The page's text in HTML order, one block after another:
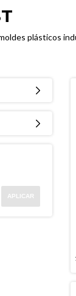
plásticos
APLICAR